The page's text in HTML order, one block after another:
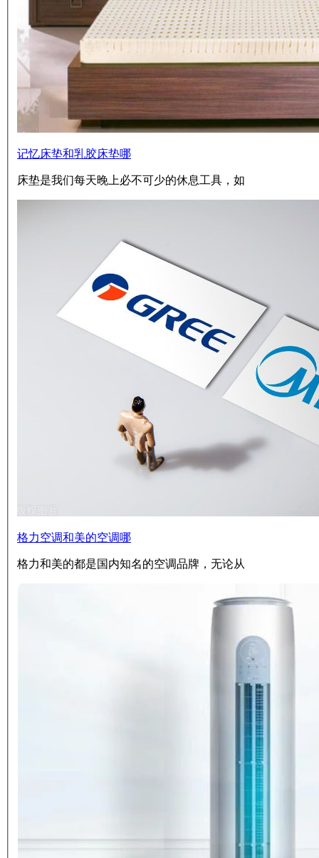
记忆床垫和乳胶床垫哪
床垫是我们每天晚上必不可少的休息工具，如
格力空调和美的空调哪
格力和美的都是国内知名的空调品牌，无论从